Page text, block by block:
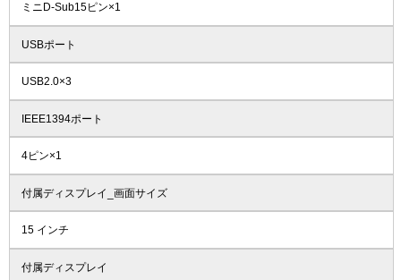
ミニD-Sub15ピン×1
USBポート
USB2.0×3
IEEE1394ポート
4ピン×1
付属ディスプレイ_画面サイズ
15 インチ
付属ディスプレイ